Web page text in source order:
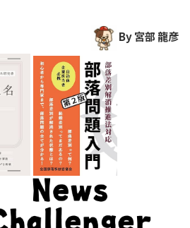
By 宮部 龍彦